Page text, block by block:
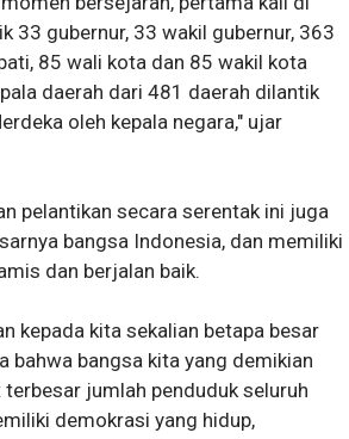
33 gubernur, 33 wakil gubernur, 363
85 wali kota dan 85 wakil kota
daerah dari 481 daerah dilantik
oleh kepala negara," ujar
pelantikan secara serentak ini juga
bangsa Indonesia, dan memiliki
dan berjalan baik.
kepada kita sekalian betapa besar
bahwa bangsa kita yang demikian
jumlah penduduk seluruh
demokrasi yang hidup,